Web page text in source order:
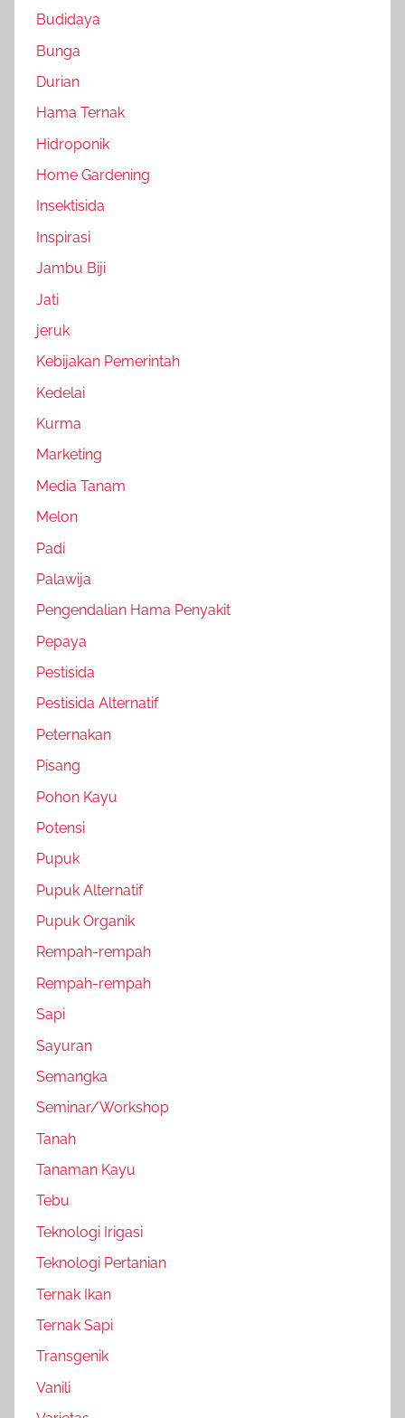
Budidaya
Bunga
Durian
Hama Ternak
Hidroponik
Home Gardening
Insektisida
Inspirasi
Jambu Biji
Jati
jeruk
Kebijakan Pemerintah
Kedelai
Kurma
Marketing
Media Tanam
Melon
Padi
Palawija
Pengendalian Hama Penyakit
Pepaya
Pestisida
Pestisida Alternatif
Peternakan
Pisang
Pohon Kayu
Potensi
Pupuk
Pupuk Alternatif
Pupuk Organik
Rempah-rempah
Rempah-rempah
Sapi
Sayuran
Semangka
Seminar/Workshop
Tanah
Tanaman Kayu
Tebu
Teknologi Irigasi
Teknologi Pertanian
Ternak Ikan
Ternak Sapi
Transgenik
Vanili